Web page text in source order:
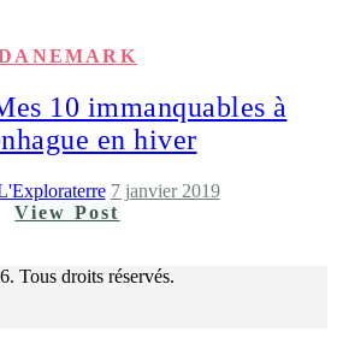
10 immanquables à
en hiver
7 janvier 2019
View Post
Tous droits réservés.